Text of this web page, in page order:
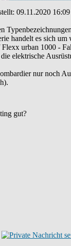
09.11.2020 16:09
handelt es sich
Flexx urban 1000 -
elektrische
nur noch
gut?